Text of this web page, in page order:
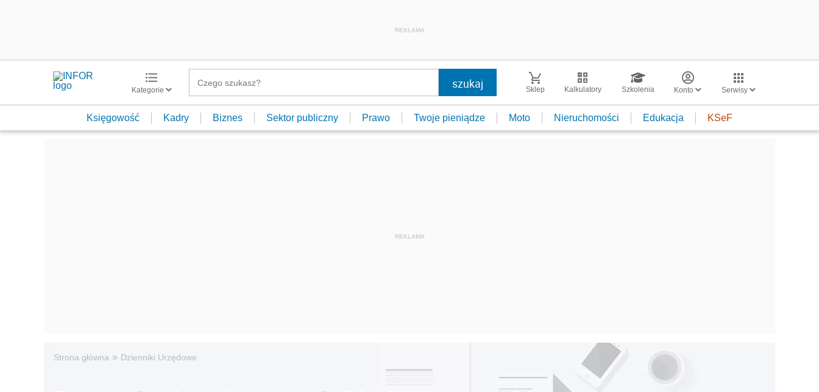
REKLAMA
Kategorie Sklep Kalkulatory Szkolenia Konto Serwisy
Księgowość Kadry Biznes Sektor publiczny Prawo Twoje pieniądze Moto Nieruchomości Edukacja KSeF
Strona główna » Dzienniki Urzędowe